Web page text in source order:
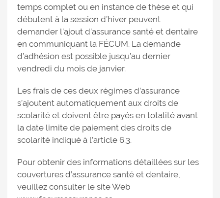
temps complet ou en instance de thèse et qui
débutent à la session d’hiver peuvent
demander l’ajout d’assurance santé et dentaire
en communiquant la FÉCUM. La demande
d’adhésion est possible jusqu’au dernier
vendredi du mois de janvier.
Les frais de ces deux régimes d’assurance
s’ajoutent automatiquement aux droits de
scolarité et doivent être payés en totalité avant
la date limite de paiement des droits de
scolarité indiqué à l’article 6.3.
Pour obtenir des informations détaillées sur les
couvertures d’assurance santé et dentaire,
veuillez consulter le site Web